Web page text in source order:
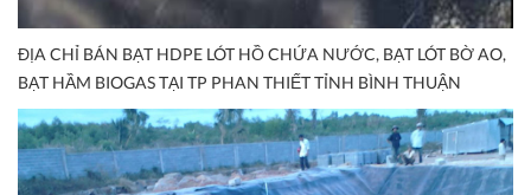
ĐỊA CHỈ BÁN BẠT HDPE LÓT HỒ CHỨA NƯỚC, BẠT LÓT BỜ AO,
BẠT HẦM BIOGAS TẠI TP PHAN THIẾT TỈNH BÌNH THUẬN